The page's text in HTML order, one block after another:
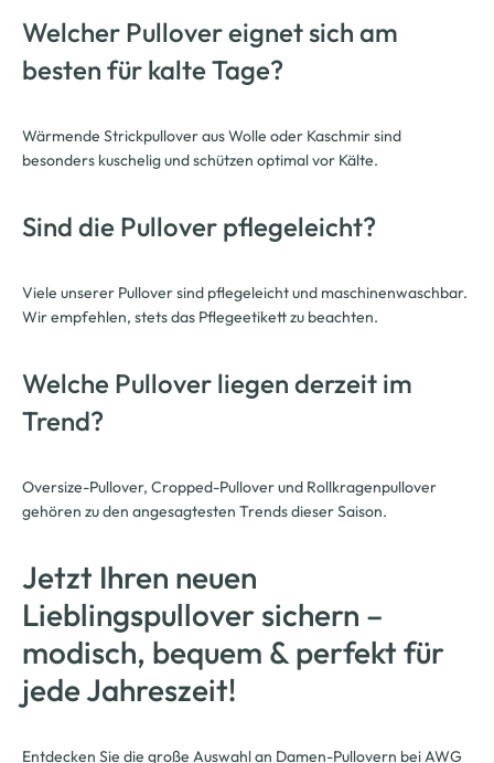
Welcher Pullover eignet sich am
besten für kalte Tage?
Wärmende Strickpullover aus Wolle oder Kaschmir sind
besonders kuschelig und schützen optimal vor Kälte.
Sind die Pullover pflegeleicht?
Viele unserer Pullover sind pflegeleicht und maschinenwaschbar.
Wir empfehlen, stets das Pflegeetikett zu beachten.
Welche Pullover liegen derzeit im
Trend?
Oversize-Pullover, Cropped-Pullover und Rollkragenpullover
gehören zu den angesagtesten Trends dieser Saison.
Jetzt Ihren neuen
Lieblingspullover sichern –
modisch, bequem & perfekt für
jede Jahreszeit!
Entdecken Sie die große Auswahl an Damen-Pullovern bei AWG